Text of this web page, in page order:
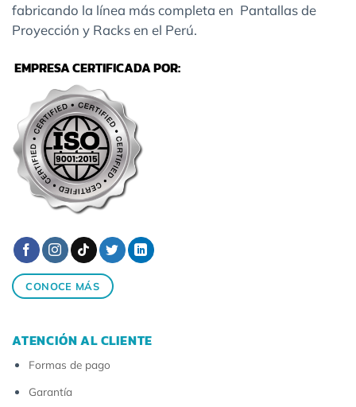
fabricando la línea más completa en Pantallas de
Proyección y Racks en el Perú.
EMPRESA CERTIFICADA POR:
CONOCE MÁS
ATENCIÓN AL CLIENTE
Formas de pago
Garantía